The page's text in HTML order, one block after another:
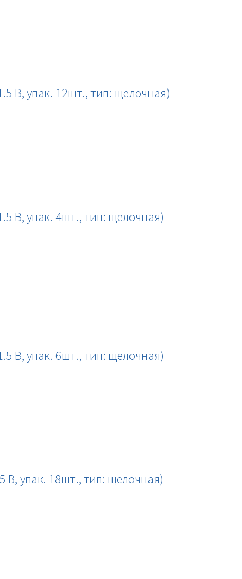
В, упак. 12шт., тип: щелочная)
В, упак. 4шт., тип: щелочная)
В, упак. 6шт., тип: щелочная)
В, упак. 18шт., тип: щелочная)